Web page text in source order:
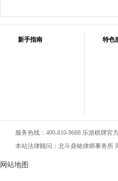
新手指南 特色
服务热线：400-810-9688 乐游棋牌官
本站法律顾问：北斗鼎铭律师事务所
网站地图